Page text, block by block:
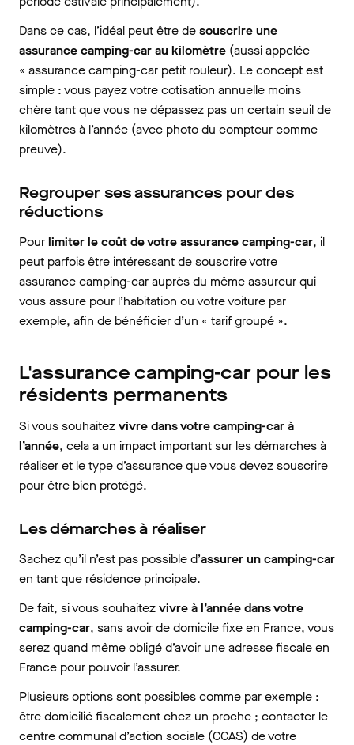
Dans ce cas, l’idéal peut être desouscrire une
assurance camping-car au kilomètre (aussi appelée
« assurance camping-car petit rouleur). Le concept est
simple : vous payez votre cotisation annuelle moins
chère tant que vous ne dépassez pas un certain seuil de
kilomètres à l’année (avec photo du compteur comme
preuve).
Regrouper ses assurances pour des
réductions
Pourlimiter le coût de votre assurance camping-car, il
peut parfois être intéressant de souscrire votre
assurance camping-car auprès du même assureur qui
vous assure pour l’habitation ou votre voiture par
exemple, afin de bénéficier d’un « tarif groupé ».
L'assurance camping-car pour les
résidents permanents
Si vous souhaitezvivre dans votre camping-car à
l’année, cela a un impact important sur les démarches à
réaliser et le type d’assurance que vous devez souscrire
pour être bien protégé.
Les démarches à réaliser
Sachez qu’il n’est pas possible d’assurer un camping-car
en tant que résidence principale.
De fait, si vous souhaitezvivre à l’année dans votre
camping-car, sans avoir de domicile fixe en France, vous
serez quand même obligé d’avoir une adresse fiscale en
France pour pouvoir l’assurer.
Plusieurs options sont possibles comme par exemple :
être domicilié fiscalement chez un proche ; contacter le
centre communal d’action sociale (CCAS) de votre